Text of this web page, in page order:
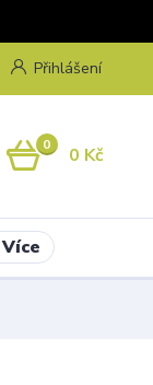
Přihlášení
0 0 Kč
Více